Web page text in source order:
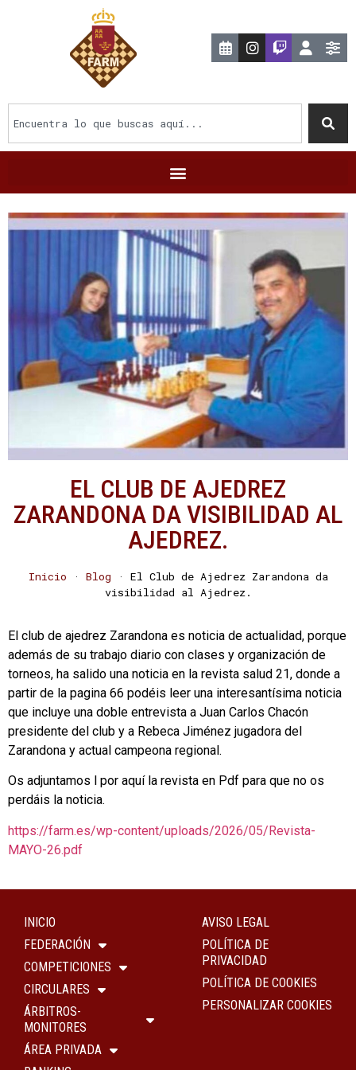
EL CLUB DE AJEDREZ
ZARANDONA DA VISIBILIDAD AL
AJEDREZ.
Inicio · Blog · El Club de Ajedrez Zarandona da
visibilidad al Ajedrez.
El club de ajedrez Zarandona es noticia de actualidad, porque
además de su trabajo diario con clases y organización de
torneos, ha salido una noticia en la revista salud 21, donde a
partir de la pagina 66 podéis leer una interesantísima noticia
que incluye una doble entrevista a Juan Carlos Chacón
presidente del club y a Rebeca Jiménez jugadora del
Zarandona y actual campeona regional.
Os adjuntamos l por aquí la revista en Pdf para que no os
perdáis la noticia.
https://farm.es/wp-content/uploads/2026/05/Revista-
MAYO-26.pdf
INICIO
FEDERACIÓN
COMPETICIONES
CIRCULARES
ÁRBITROS-
MONITORES
ÁREA PRIVADA
AVISO LEGAL
POLÍTICA DE
PRIVACIDAD
POLÍTICA DE COOKIES
PERSONALIZAR COOKIES